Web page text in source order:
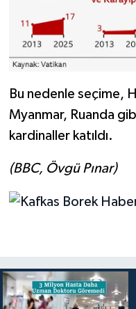
Bu nedenle seçime,
Myanmar, Ruanda
kardinaller katıldı.
(BBC, Övgü Pınar)